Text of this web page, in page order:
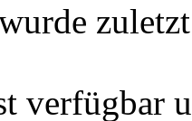
verfügbar